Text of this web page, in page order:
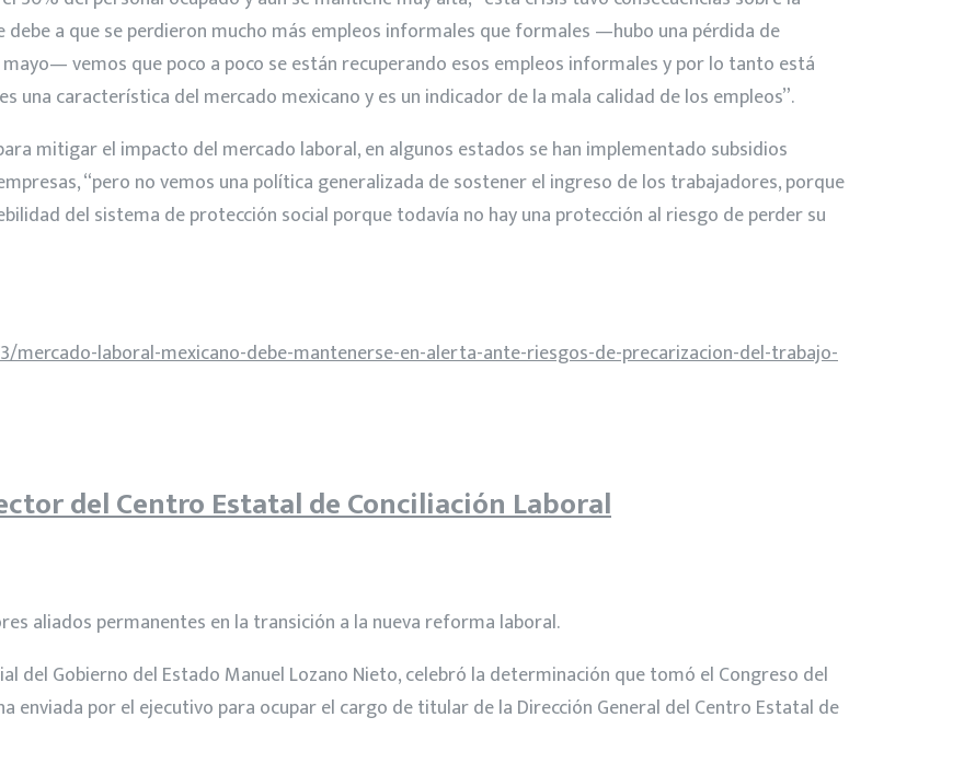
a que se perdieron mucho más empleos informales que formales —hubo una pérdida de
vemos que poco a poco se están recuperando esos empleos informales y por lo tanto está
una característica del mercado mexicano y es un indicador de la mala calidad de los empleos”.
mitigar el impacto del mercado laboral, en algunos estados se han implementado subsidios
“pero no vemos una política generalizada de sostener el ingreso de los trabajadores, porque
del sistema de protección social porque todavía no hay una protección al riesgo de perder su
laboral-mexicano-debe-mantenerse-en-alerta-ante-riesgos-de-precarizacion-del-trabajo-
del Centro Estatal de Conciliación Laboral
aliados permanentes en la transición a la nueva reforma laboral.
del Gobierno del Estado Manuel Lozano Nieto, celebró la determinación que tomó el Congreso del
enviada por el ejecutivo para ocupar el cargo de titular de la Dirección General del Centro Estatal de